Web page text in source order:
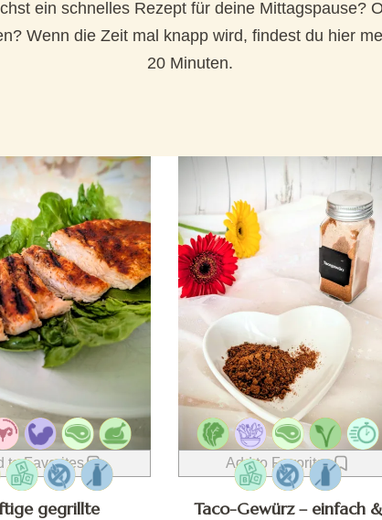
ein schnelles Rezept für deine Mittagspause?
Wenn die Zeit mal knapp wird, findest du hier
20 Minuten.
to Favorites
gegrillte
Add to Favorites
Taco-Gewürz – einfach &